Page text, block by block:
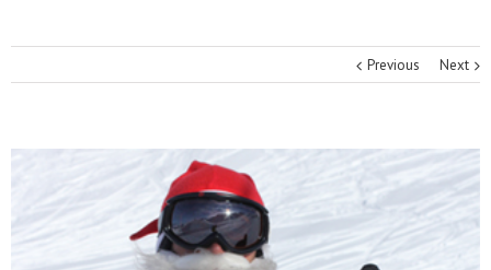
Previous Next